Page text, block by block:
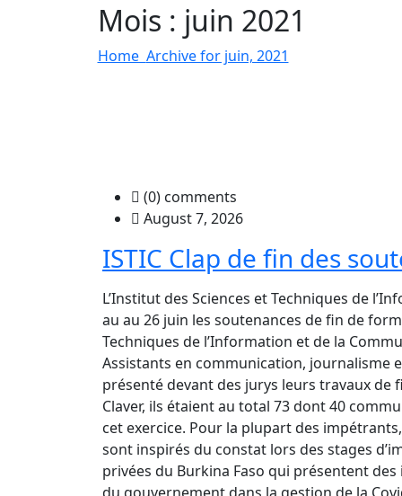
Mois : juin 2021
Home Archive for juin, 2021
(0) comments
August 7, 2026
ISTIC Clap de fin des
L’Institut des Sciences et Techniques de
au au 26 juin les soutenances de fin de
Techniques de l’Information et de la
Assistants en communication, journalisme
présenté devant des jurys leurs travaux de
Claver, ils étaient au total 73 dont 40
cet exercice. Pour la plupart des
sont inspirés du constat lors des stages
privées du Burkina Faso qui présentent